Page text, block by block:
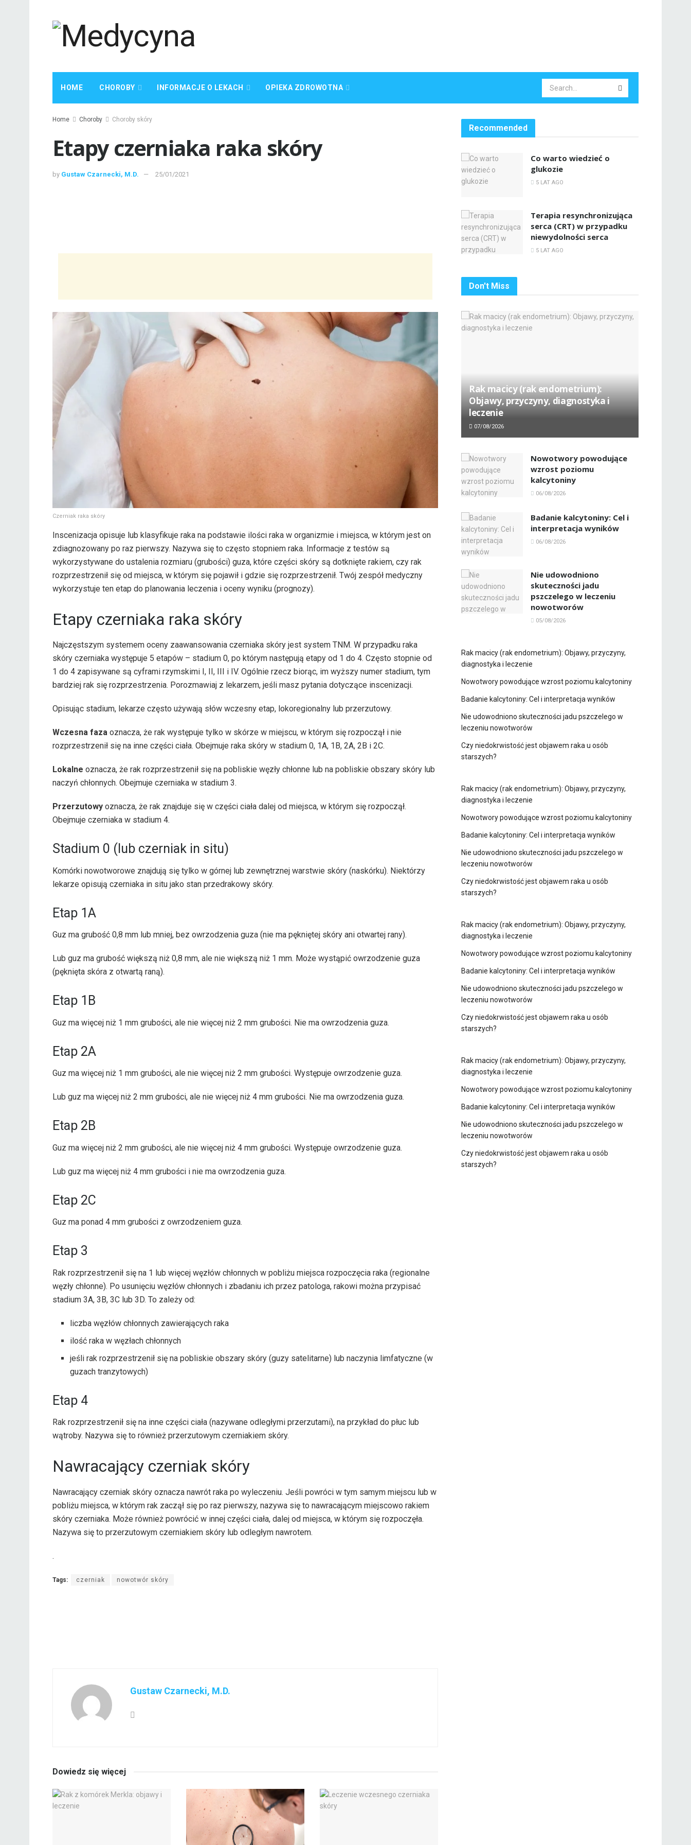
HOME CHOROBY INFORMACJE O LEKACH OPIEKA ZDROWOTNA
Home Choroby Choroby skóry
Etapy czerniaka raka skóry
by Gustaw Czarnecki, M.D. 25/01/2021
Czerniak raka skóry
Inscenizacja opisuje lub klasyfikuje raka na podstawie ilości raka w organizmie i miejsca, w którym jest on
zdiagnozowany po raz pierwszy. Nazywa się to często stopniem raka. Informacje z testów są
wykorzystywane do ustalenia rozmiaru (grubości) guza, które części skóry są dotknięte rakiem, czy rak
rozprzestrzenił się od miejsca, w którym się pojawił i gdzie się rozprzestrzenił. Twój zespół medyczny
wykorzystuje ten etap do planowania leczenia i oceny wyniku (prognozy).
Etapy czerniaka raka skóry
Najczęstszym systemem oceny zaawansowania czerniaka skóry jest system TNM. W przypadku raka
skóry czerniaka występuje 5 etapów – stadium 0, po którym następują etapy od 1 do 4. Często stopnie od
1 do 4 zapisywane są cyframi rzymskimi I, II, III i IV. Ogólnie rzecz biorąc, im wyższy numer stadium, tym
bardziej rak się rozprzestrzenia. Porozmawiaj z lekarzem, jeśli masz pytania dotyczące inscenizacji.
Opisując stadium, lekarze często używają słów wczesny etap, lokoregionalny lub przerzutowy.
Wczesna faza oznacza, że ​​rak występuje tylko w skórze w miejscu, w którym się rozpoczął i nie
rozprzestrzenił się na inne części ciała. Obejmuje raka skóry w stadium 0, 1A, 1B, 2A, 2B i 2C.
Lokalne oznacza, że ​​rak rozprzestrzenił się na pobliskie węzły chłonne lub na pobliskie obszary skóry lub
naczyń chłonnych. Obejmuje czerniaka w stadium 3.
Przerzutowy oznacza, że ​​rak znajduje się w części ciała dalej od miejsca, w którym się rozpoczął.
Obejmuje czerniaka w stadium 4.
Stadium 0 (lub czerniak in situ)
Komórki nowotworowe znajdują się tylko w górnej lub zewnętrznej warstwie skóry (naskórku). Niektórzy
lekarze opisują czerniaka in situ jako stan przedrakowy skóry.
Etap 1A
Guz ma grubość 0,8 mm lub mniej, bez owrzodzenia guza (nie ma pękniętej skóry ani otwartej rany).
Lub guz ma grubość większą niż 0,8 mm, ale nie większą niż 1 mm. Może wystąpić owrzodzenie guza
(pęknięta skóra z otwartą raną).
Etap 1B
Guz ma więcej niż 1 mm grubości, ale nie więcej niż 2 mm grubości. Nie ma owrzodzenia guza.
Etap 2A
Guz ma więcej niż 1 mm grubości, ale nie więcej niż 2 mm grubości. Występuje owrzodzenie guza.
Lub guz ma więcej niż 2 mm grubości, ale nie więcej niż 4 mm grubości. Nie ma owrzodzenia guza.
Etap 2B
Guz ma więcej niż 2 mm grubości, ale nie więcej niż 4 mm grubości. Występuje owrzodzenie guza.
Lub guz ma więcej niż 4 mm grubości i nie ma owrzodzenia guza.
Etap 2C
Guz ma ponad 4 mm grubości z owrzodzeniem guza.
Etap 3
Rak rozprzestrzenił się na 1 lub więcej węzłów chłonnych w pobliżu miejsca rozpoczęcia raka (regionalne
węzły chłonne). Po usunięciu węzłów chłonnych i zbadaniu ich przez patologa, rakowi można przypisać
stadium 3A, 3B, 3C lub 3D. To zależy od:
liczba węzłów chłonnych zawierających raka
ilość raka w węzłach chłonnych
jeśli rak rozprzestrzenił się na pobliskie obszary skóry (guzy satelitarne) lub naczynia limfatyczne (w
guzach tranzytowych)
Etap 4
Rak rozprzestrzenił się na inne części ciała (nazywane odległymi przerzutami), na przykład do płuc lub
wątroby. Nazywa się to również przerzutowym czerniakiem skóry.
Nawracający czerniak skóry
Nawracający czerniak skóry oznacza nawrót raka po wyleczeniu. Jeśli powróci w tym samym miejscu lub w
pobliżu miejsca, w którym rak zaczął się po raz pierwszy, nazywa się to nawracającym miejscowo rakiem
skóry czerniaka. Może również powrócić w innej części ciała, dalej od miejsca, w którym się rozpoczęła.
Nazywa się to przerzutowym czerniakiem skóry lub odległym nawrotem.
.
Tags: czerniak nowotwór skóry
Gustaw Czarnecki, M.D.
Dowiedz się więcej
Recommended
Co warto wiedzieć o
glukozie
5 LAT AGO
Terapia resynchronizująca
serca (CRT) w przypadku
niewydolności serca
5 LAT AGO
Don't Miss
Rak macicy (rak endometrium):
Objawy, przyczyny, diagnostyka i
leczenie
07/08/2026
Nowotwory powodujące
wzrost poziomu
kalcytoniny
06/08/2026
Badanie kalcytoniny: Cel i
interpretacja wyników
06/08/2026
Nie udowodniono
skuteczności jadu
pszczelego w leczeniu
nowotworów
05/08/2026
Rak macicy (rak endometrium): Objawy, przyczyny,
diagnostyka i leczenie
Nowotwory powodujące wzrost poziomu kalcytoniny
Badanie kalcytoniny: Cel i interpretacja wyników
Nie udowodniono skuteczności jadu pszczelego w
leczeniu nowotworów
Czy niedokrwistość jest objawem raka u osób
starszych?
Rak macicy (rak endometrium): Objawy, przyczyny,
diagnostyka i leczenie
Nowotwory powodujące wzrost poziomu kalcytoniny
Badanie kalcytoniny: Cel i interpretacja wyników
Nie udowodniono skuteczności jadu pszczelego w
leczeniu nowotworów
Czy niedokrwistość jest objawem raka u osób
starszych?
Rak macicy (rak endometrium): Objawy, przyczyny,
diagnostyka i leczenie
Nowotwory powodujące wzrost poziomu kalcytoniny
Badanie kalcytoniny: Cel i interpretacja wyników
Nie udowodniono skuteczności jadu pszczelego w
leczeniu nowotworów
Czy niedokrwistość jest objawem raka u osób
starszych?
Rak macicy (rak endometrium): Objawy, przyczyny,
diagnostyka i leczenie
Nowotwory powodujące wzrost poziomu kalcytoniny
Badanie kalcytoniny: Cel i interpretacja wyników
Nie udowodniono skuteczności jadu pszczelego w
leczeniu nowotworów
Czy niedokrwistość jest objawem raka u osób
starszych?